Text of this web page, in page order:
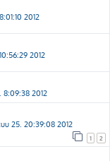
2012
2012
8:09:38 2012
25. 20:39:08 2012
1 2